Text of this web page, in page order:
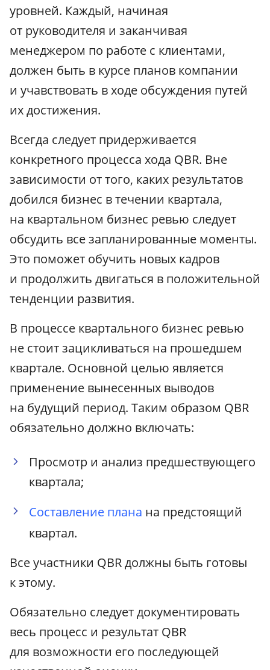
уровней. Каждый, начиная
от руководителя и заканчивая
менеджером по работе с клиентами,
должен быть в курсе планов компании
и учавствовать в ходе обсуждения путей
их достижения.
Всегда следует придерживается
конкретного процесса хода QBR. Вне
зависимости от того, каких результатов
добился бизнес в течении квартала,
на квартальном бизнес ревью следует
обсудить все запланированные моменты.
Это поможет обучить новых кадров
и продолжить двигаться в положительной
тенденции развития.
В процессе квартального бизнес ревью
не стоит зацикливаться на прошедшем
квартале. Основной целью является
применение вынесенных выводов
на будущий период. Таким образом QBR
обязательно должно включать:
Просмотр и анализ предшествующего
квартала;
Составление плана на предстоящий
квартал.
Все участники QBR должны быть готовы
к этому.
Обязательно следует документировать
весь процесс и результат QBR
для возможности его последующей